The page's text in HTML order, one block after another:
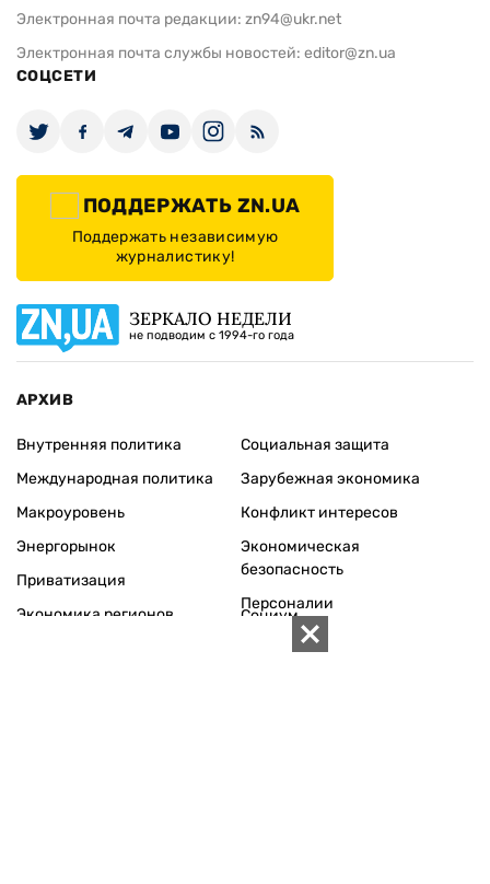
Электронная почта редакции: zn94@ukr.net
Электронная почта службы новостей: editor@zn.ua
СОЦСЕТИ
ПОДДЕРЖАТЬ ZN.UA
Поддержать независимую
журналистику!
ЗЕРКАЛО НЕДЕЛИ
не подводим с 1994-го года
АРХИВ
Внутренняя политика
Международная политика
Макроуровень
Энергорынок
Приватизация
Экономика регионов
Социальная защита
Зарубежная экономика
Конфликт интересов
Экономическая
безопасность
Персоналии
Социум
История